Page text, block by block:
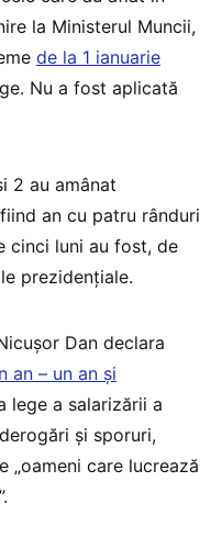
la Ministerul Muncii,
de la 1 ianuarie
Nu a fost aplicată
2 au amânat
an cu patru rânduri
cinci luni au fost, de
prezidențiale.
Dan declara
an – un an și
lege a salarizării a
și sporuri,
„oameni care lucrează